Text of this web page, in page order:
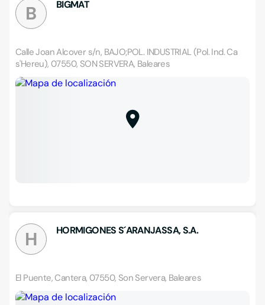
B BIGMAT
Calle Joan Alcover s/n, BAJO;POL. INDUSTRIAL (Pol. Ind. Ca
s'Hereu), 07550, SON SERVERA, Baleares
H HORMIGONES S´ARANJASSA, S.A.
El Puente, Cantera, 07550, Son Servera, Baleares